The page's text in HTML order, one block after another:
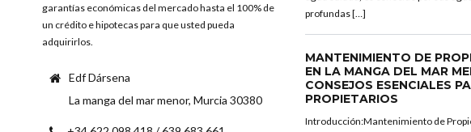
garantías económicas del mercado hasta el 100% de
un crédito e hipotecas para que usted pueda
adquirirlos.
Edf Dársena
La manga del mar menor, Murcia 30380
profundas […]
MANTENIMIENTO DE
EN LA MANGA DEL MAR
CONSEJOS ESENCIALES
PROPIETARIOS
Introducción:Mantenimiento de